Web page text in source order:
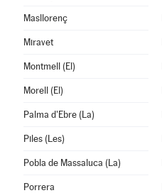
Masllorenç
Miravet
Montmell (El)
Morell (El)
Palma d'Ebre (La)
Piles (Les)
Pobla de Massaluca (La)
Porrera